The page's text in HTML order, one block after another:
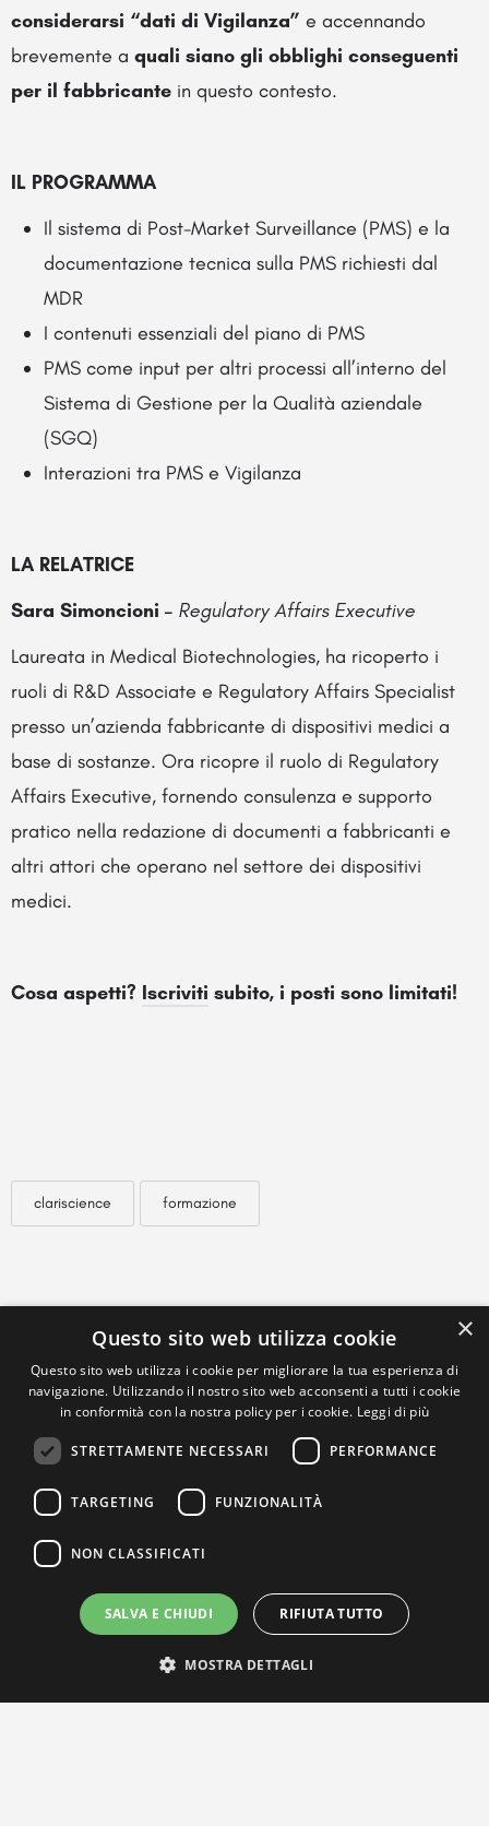
considerarsi “dati di Vigilanza” e accennando
brevemente a quali siano gli obblighi conseguenti
per il fabbricante in questo contesto.
IL PROGRAMMA
Il sistema di Post-Market Surveillance (PMS) e la
documentazione tecnica sulla PMS richiesti dal
MDR
I contenuti essenziali del piano di PMS
PMS come input per altri processi all’interno del
Sistema di Gestione per la Qualità aziendale
(SGQ)
Interazioni tra PMS e Vigilanza
LA RELATRICE
Sara Simoncioni – Regulatory Affairs Executive
Laureata in Medical Biotechnologies, ha ricoperto i
ruoli di R&D Associate e Regulatory Affairs Specialist
presso un’azienda fabbricante di dispositivi medici a
base di sostanze. Ora ricopre il ruolo di Regulatory
Affairs Executive, fornendo consulenza e supporto
pratico nella redazione di documenti a fabbricanti e
altri attori che operano nel settore dei dispositivi
medici.
Cosa aspetti? Iscriviti subito, i posti sono limitati!
clariscience formazione
×
Questo sito web utilizza cookie
Questo sito web utilizza i cookie per migliorare la tua esperienza di
navigazione. Utilizzando il nostro sito web acconsenti a tutti i cookie
in conformità con la nostra policy per i cookie. Leggi di più
STRETTAMENTE NECESSARI PERFORMANCE
TARGETING FUNZIONALITÀ
NON CLASSIFICATI
SALVA E CHIUDI RIFIUTA TUTTO
MOSTRA DETTAGLI